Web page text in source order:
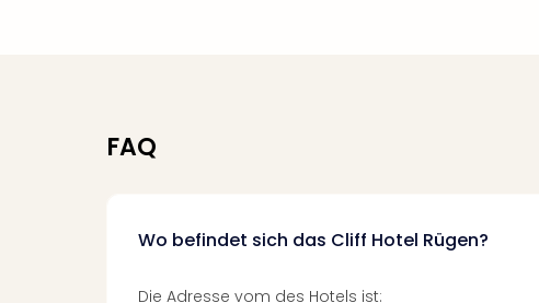
FAQ
Wo befindet sich das Cliff Hotel Rügen?
Die Adresse vom des Hotels ist: